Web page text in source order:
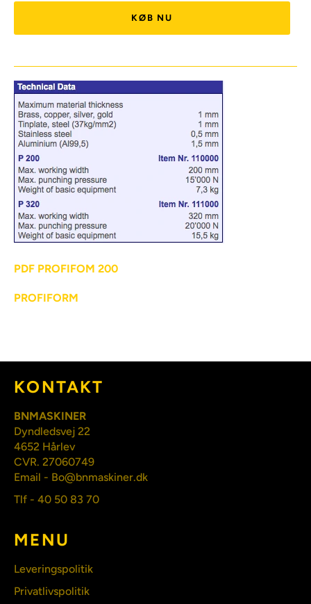
KØB NU
PDF PROFIFOM 200
PROFIFORM
KONTAKT
BNMASKINER
Dyndledsvej 22
4652 Hårlev
CVR. 27060749
Email - Bo@bnmaskiner.dk
Tlf - 40 50 83 70
MENU
Leveringspolitik
Privatlivspolitik